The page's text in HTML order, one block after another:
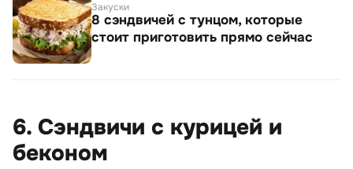
Закуски
8 сэндвичей с тунцом, которые
стоит приготовить прямо сейчас
6. Сэндвичи с курицей и
беконом